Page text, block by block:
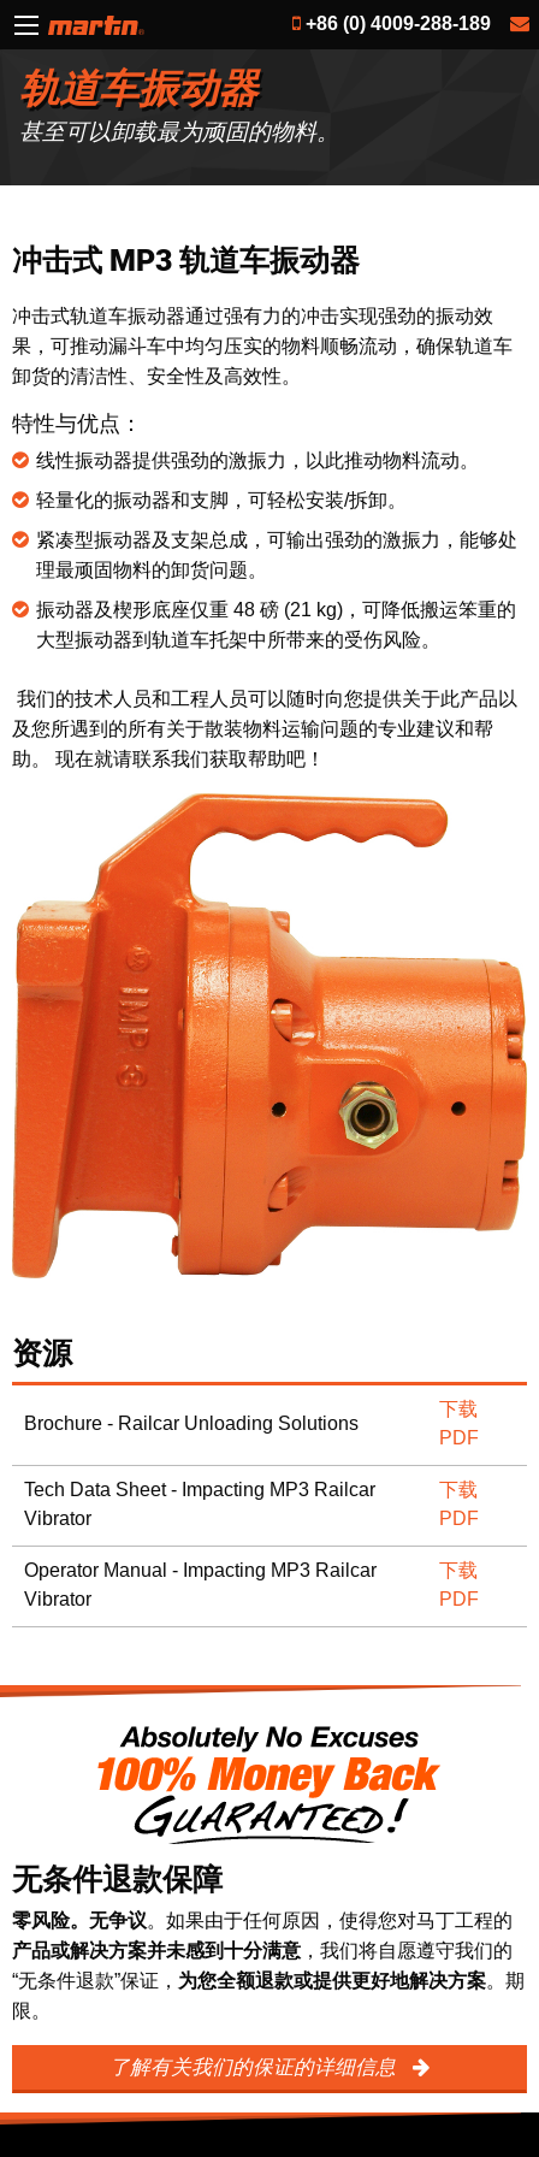
+86 (0) 4009-288-189
轨道车振动器
甚至可以卸载最为顽固的物料。
冲击式 MP3 轨道车振动器
冲击式轨道车振动器通过强有力的冲击实现强劲的振动效
果，可推动漏斗车中均匀压实的物料顺畅流动，确保轨道车
卸货的清洁性、安全性及高效性。
特性与优点：
线性振动器提供强劲的激振力，以此推动物料流动。
轻量化的振动器和支脚，可轻松安装/拆卸。
紧凑型振动器及支架总成，可输出强劲的激振力，能够处
理最顽固物料的卸货问题。
振动器及楔形底座仅重 48 磅 (21 kg)，可降低搬运笨重的
大型振动器到轨道车托架中所带来的受伤风险。
我们的技术人员和工程人员可以随时向您提供关于此产品以
及您所遇到的所有关于散装物料运输问题的专业建议和帮
助。 现在就请联系我们获取帮助吧！
资源
Brochure - Railcar Unloading Solutions
下载
PDF
Tech Data Sheet - Impacting MP3 Railcar
Vibrator
下载
PDF
Operator Manual - Impacting MP3 Railcar
Vibrator
下载
PDF
无条件退款保障
零风险。无争议。如果由于任何原因，使得您对马丁工程的
产品或解决方案并未感到十分满意 ，我们将自愿遵守我们的
“无条件退款”保证， 为您全额退款或提供更好地解决方案。期
限。
了解有关我们的保证的详细信息